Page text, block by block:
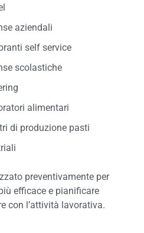
aziendali
self service
scolastiche
alimentari
di produzione pasti
preventivamente per
efficace e pianificare
con l’attività lavorativa.